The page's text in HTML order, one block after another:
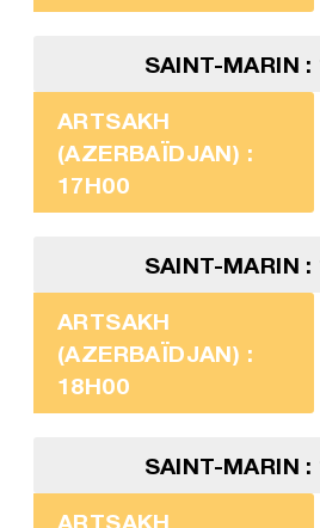
SAINT-MARIN :
ARTSAKH
(AZERBAÏDJAN) :
17H00
SAINT-MARIN :
ARTSAKH
(AZERBAÏDJAN) :
18H00
SAINT-MARIN :
ARTSAKH